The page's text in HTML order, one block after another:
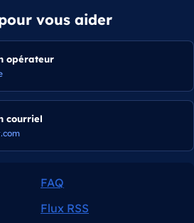
vous aider
opérateur
courriel
FAQ
Flux RSS